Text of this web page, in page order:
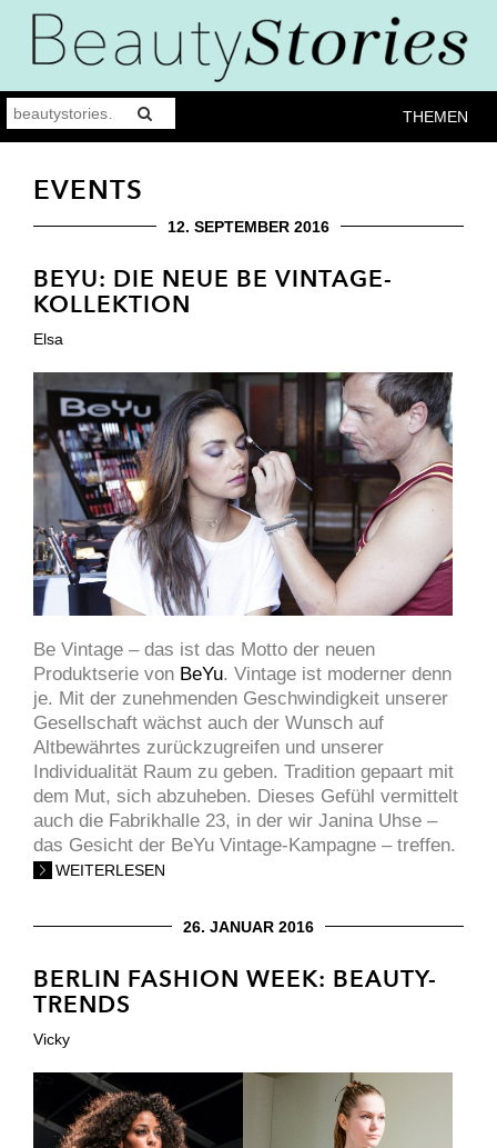
THEMEN
EVENTS
12. SEPTEMBER 2016
BEYU: DIE NEUE BE VINTAGE-
KOLLEKTION
Elsa
Be Vintage – das ist das Motto der neuen
Produktserie von BeYu. Vintage ist moderner denn
je. Mit der zunehmenden Geschwindigkeit unserer
Gesellschaft wächst auch der Wunsch auf
Altbewährtes zurückzugreifen und unserer
Individualität Raum zu geben. Tradition gepaart mit
dem Mut, sich abzuheben. Dieses Gefühl vermittelt
auch die Fabrikhalle 23, in der wir Janina Uhse –
das Gesicht der BeYu Vintage-Kampagne – treffen.
WEITERLESEN
26. JANUAR 2016
BERLIN FASHION WEEK: BEAUTY-
TRENDS
Vicky